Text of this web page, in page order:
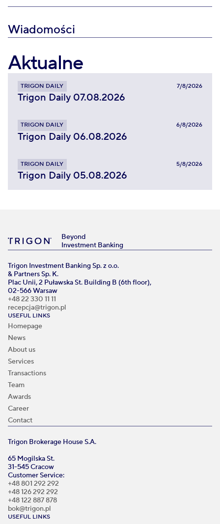
Wiadomości
Aktualne
TRIGON DAILY 7/8/2026
Trigon Daily 07.08.2026
TRIGON DAILY 6/8/2026
Trigon Daily 06.08.2026
TRIGON DAILY 5/8/2026
Trigon Daily 05.08.2026
Beyond
Investment Banking
Trigon Investment Banking Sp. z o.o.
& Partners Sp. K.
Plac Unii, 2 Puławska St. Building B (6th floor),
02-566 Warsaw
+48 22 330 11 11
recepcja@trigon.pl
USEFUL LINKS
Homepage
News
About us
Services
Transactions
Team
Awards
Career
Contact
Trigon Brokerage House S.A.
65 Mogilska St.
31-545 Cracow
Customer Service:
+48 801 292 292
+48 126 292 292
+48 122 887 878
bok@trigon.pl
USEFUL LINKS